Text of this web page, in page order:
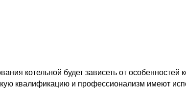
котельной будет зависеть от особенностей
квалификацию и профессионализм имеют